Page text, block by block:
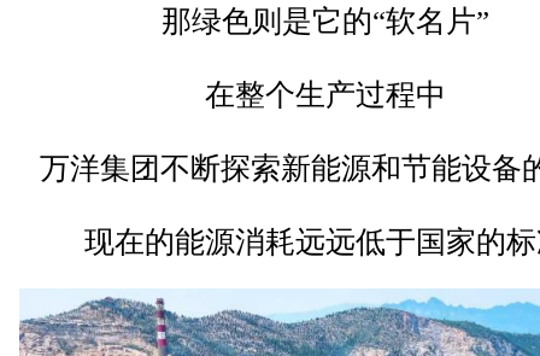
那绿色则是它的“软名片”
在整个生产过程中
万洋集团不断探索新能源和节能设备
现在的能源消耗远远低于国家的